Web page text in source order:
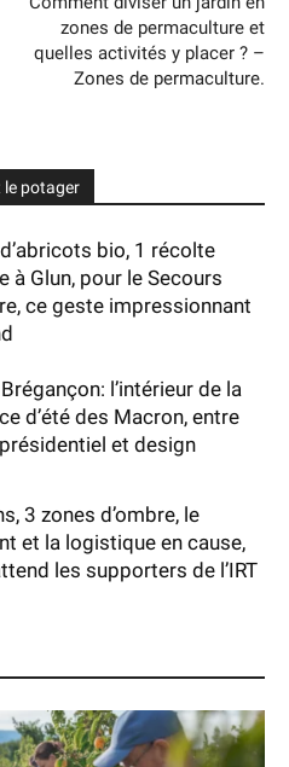
zones de permaculture et
quelles activités y placer ? –
Zones de permaculture.
le potager
bio, 1 récolte
à Glun, pour le Secours
ce geste impressionnant
l’intérieur de la
d’été des Macron, entre
et design
3 zones d’ombre, le
et la logistique en cause,
les supporters de l’IRT